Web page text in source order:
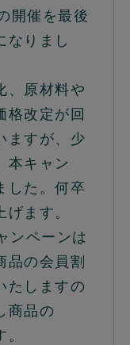
開催を最後
なりまし
、原材料や
格改定が回
ますが、少
本キャン
した。何卒
ます。
ンペーンは
品の会員割
たしますの
商品の